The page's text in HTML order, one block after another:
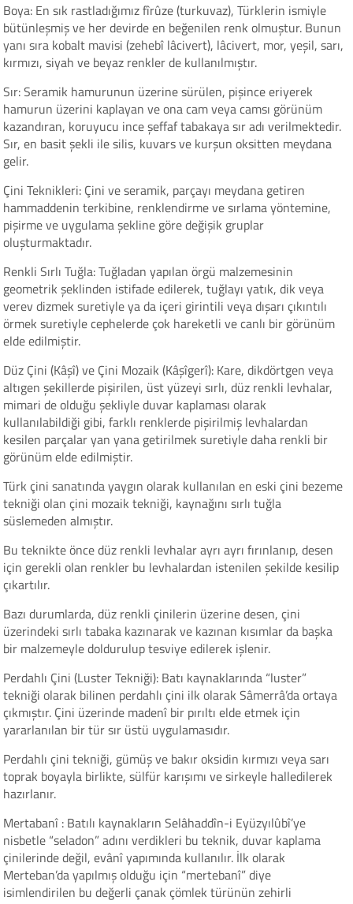
Boya: En sık rastladığımız fîrûze (turkuvaz), Türklerin ismiyle
bütünleşmiş ve her devirde en beğenilen renk olmuştur. Bunun
yanı sıra kobalt mavisi (zehebî lâcivert), lâcivert, mor, yeşil, sarı,
kırmızı, siyah ve beyaz renkler de kullanılmıştır.
Sır: Seramik hamurunun üzerine sürülen, pişince eriyerek
hamurun üzerini kaplayan ve ona cam veya camsı görünüm
kazandıran, koruyucu ince şeffaf tabakaya sır adı verilmektedir.
Sır, en basit şekli ile silis, kuvars ve kurşun oksitten meydana
gelir.
Çini Teknikleri: Çini ve seramik, parçayı meydana getiren
hammaddenin terkibine, renklendirme ve sırlama yöntemine,
pişirme ve uygulama şekline göre değişik gruplar
oluşturmaktadır.
Renkli Sırlı Tuğla: Tuğladan yapılan örgü malzemesinin
geometrik şeklinden istifade edilerek, tuğlayı yatık, dik veya
verev dizmek suretiyle ya da içeri girintili veya dışarı çıkıntılı
örmek suretiyle cephelerde çok hareketli ve canlı bir görünüm
elde edilmiştir.
Düz Çini (Kâşî) ve Çini Mozaik (Kâşîgerî): Kare, dikdörtgen veya
altıgen şekillerde pişirilen, üst yüzeyi sırlı, düz renkli levhalar,
mimari de olduğu şekliyle duvar kaplaması olarak
kullanılabildiği gibi, farklı renklerde pişirilmiş levhalardan
kesilen parçalar yan yana getirilmek suretiyle daha renkli bir
görünüm elde edilmiştir.
Türk çini sanatında yaygın olarak kullanılan en eski çini bezeme
tekniği olan çini mozaik tekniği, kaynağını sırlı tuğla
süslemeden almıştır.
Bu teknikte önce düz renkli levhalar ayrı ayrı fırınlanıp, desen
için gerekli olan renkler bu levhalardan istenilen şekilde kesilip
çıkartılır.
Bazı durumlarda, düz renkli çinilerin üzerine desen, çini
üzerindeki sırlı tabaka kazınarak ve kazınan kısımlar da başka
bir malzemeyle doldurulup tesviye edilerek işlenir.
Perdahlı Çini (Luster Tekniği): Batı kaynaklarında “luster”
tekniği olarak bilinen perdahlı çini ilk olarak Sâmerrâ’da ortaya
çıkmıştır. Çini üzerinde madenî bir pırıltı elde etmek için
yararlanılan bir tür sır üstü uygulamasıdır.
Perdahlı çini tekniği, gümüş ve bakır oksidin kırmızı veya sarı
toprak boyayla birlikte, sülfür karışımı ve sirkeyle halledilerek
hazırlanır.
Mertabanî : Batılı kaynakların Selâhaddîn-i Eyüzyılûbî’ye
nisbetle “seladon” adını verdikleri bu teknik, duvar kaplama
çinilerinde değil, evânî yapımında kullanılır. İlk olarak
Merteban’da yapılmış olduğu için “mertebanî” diye
isimlendirilen bu değerli çanak çömlek türünün zehirli